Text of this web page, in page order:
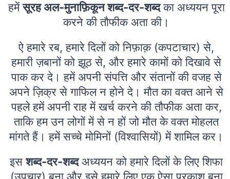
हमेंसूरह अल-मुनाफ़िकून शब्द-दर-शब्दका अध्ययन पूरा
करने की तौफीक अता की।
ऐ हमारे रब, हमारे दिलों को निफ़ाक़ (कपटाचार) से,
हमारी ज़बानों को झूठ से, और हमारे कामों को दिखावे से
पाक कर दे। हमें अपनी संपत्ति और संतानों की वजह से
अपने ज़िक्र से गाफिल न होने दे। मौत का वक्त आने से
पहले हमें अपनी राह में खर्च करने की तौफीक अता कर,
ताकि हम उन लोगों में से न हों जो मौत के वक्त मोहलत
मांगते हैं। हमें सच्चे मोमिनों (विश्वासियों) में शामिल कर।
इसशब्द-दर-शब्दअध्ययन को हमारे दिलों के लिए शिफा